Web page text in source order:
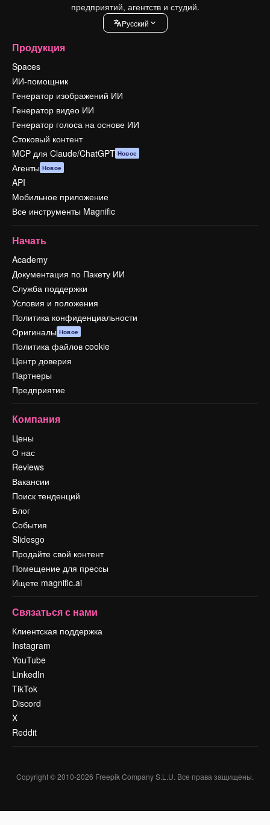
предприятий, агентств и студий.
Pусский
Продукция
Spaces
ИИ-помощник
Генератор изображений ИИ
Генератор видео ИИ
Генератор голоса на основе ИИ
Стоковый контент
MCP для Claude/ChatGPT Новое
Агенты Новое
API
Мобильное приложение
Все инструменты Magnific
Начать
Academy
Документация по Пакету ИИ
Служба поддержки
Условия и положения
Политика конфиденциальности
Оригиналы Новое
Политика файлов cookie
Центр доверия
Партнеры
Предприятие
Компания
Цены
О нас
Reviews
Вакансии
Поиск тенденций
Блог
События
Slidesgo
Продайте свой контент
Помещение для прессы
Ищете magnific.ai
Связаться с нами
Клиентская поддержка
Instagram
YouTube
LinkedIn
TikTok
Discord
X
Reddit
Copyright © 2010-2026 Freepik Company S.L.U. Все права защищены.